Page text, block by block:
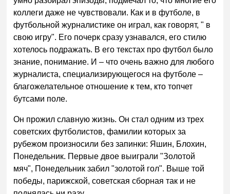
коллеги даже не чувствовали. Как и в футболе, в
футбольной журналистике он играл, как говорят, " в
свою игру". Его почерк сразу узнавался, его стилю
хотелось подражать. В его текстах про футбол было
знание, понимание. И – что очень важно для любого
журналиста, специализирующегося на футболе –
благожелательное отношение к тем, кто топчет
бутсами поле.
Он прожил славную жизнь. Он стал одним из трех
советских футболистов, фамилии которых за
рубежом произносили без запинки: Яшин, Блохин,
Понедельник. Первые двое выиграли "Золотой
мяч", Понедельник забил "золотой гол". Выше той
победы, парижской, советская сборная так и не